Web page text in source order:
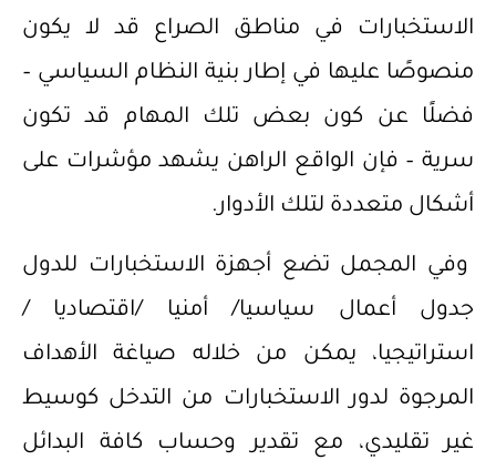
الاستخبارات في مناطق الصراع قد لا يكون
منصوصًا عليها في إطار بنية النظام السياسي –
فضلًا عن كون بعض تلك المهام قد تكون
سرية – فإن الواقع الراهن يشهد مؤشرات على
أشكال متعددة لتلك الأدوار.
وفي المجمل تضع أجهزة الاستخبارات للدول
جدول أعمال سياسيا/ أمنيا /اقتصاديا /
استراتيجيا، يمكن من خلاله صياغة الأهداف
المرجوة لدور الاستخبارات من التدخل كوسيط
غير تقليدي، مع تقدير وحساب كافة البدائل